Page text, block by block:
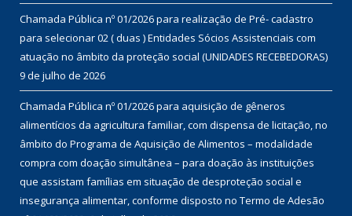
Chamada Pública nº 01/2026 para realização de Pré- cadastro
para selecionar 02 ( duas ) Entidades Sócios Assistenciais com
atuação no âmbito da proteção social (UNIDADES RECEBEDORAS)
9 de julho de 2026
Chamada Pública nº 01/2026 para aquisição de gêneros
alimentícios da agricultura familiar, com dispensa de licitação, no
âmbito do Programa de Aquisição de Alimentos – modalidade
compra com doação simultânea – para doação às instituições
que assistam famílias em situação de desproteção social e
insegurança alimentar, conforme disposto no Termo de Adesão